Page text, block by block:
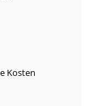
Kosten